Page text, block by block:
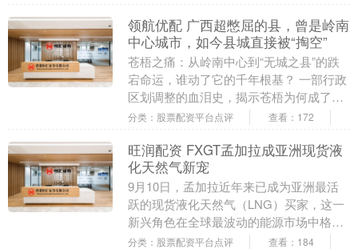
领航优配 广西超憋屈的县，曾是岭南
中心城市，如今县城直接被“掏空”
苍梧之痛：从岭南中心到“无城之县”的跌
宕命运，谁动了它的千年根基？ 一部行政
区划调整的血泪史，揭示苍梧为何成了广
西最憋屈的县 "抢"走的县城：苍梧县2000
分类：股票配资平台点评 查看：172
旺润配资 FXGT孟加拉成亚洲现货液
化天然气新宠
9月10日，孟加拉近年来已成为亚洲最活
跃的现货液化天然气（LNG）买家，这一
新兴角色在全球最波动的能源市场中格外
引人注目。曾经高度自给自足的天然气供
分类：股票配资平台点评 查看：184